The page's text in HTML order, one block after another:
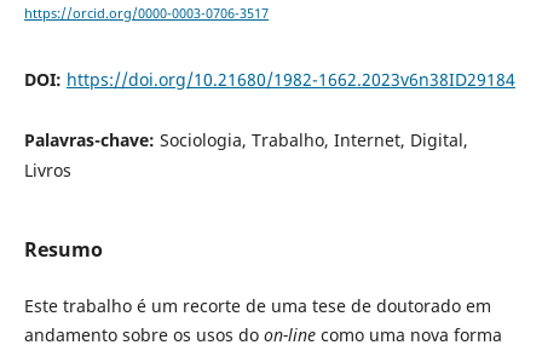
https://orcid.org/0000-0003-0706-3517
DOI: https://doi.org/10.21680/1982-1662.2023v6n38ID29184
Palavras-chave: Sociologia, Trabalho, Internet, Digital,
Livros
Resumo
Este trabalho é um recorte de uma tese de doutorado em
andamento sobre os usos do on-linecomo uma nova forma